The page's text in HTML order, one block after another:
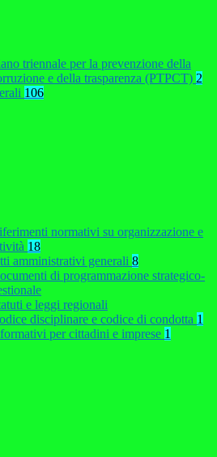
triennale per la prevenzione della
e della trasparenza (PTPCT) 2
106
normativi su organizzazione e
18
amministrativi generali 8
di programmazione strategico-
e leggi regionali
disciplinare e codice di condotta 1
per cittadini e imprese 1